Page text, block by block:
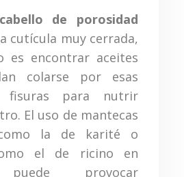
cabello de porosidad
cutícula muy cerrada,
es encontrar aceites
colarse por esas
fisuras para nutrir
El uso de mantecas
la de karité o
el de ricino en
puede provocar